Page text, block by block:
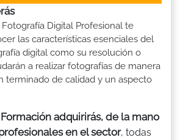
Digital Profesional te
las características esenciales del
digital como su resolución o
a realizar fotografías de manera
terminado de calidad y un aspecto
adquirirás, de la mano
en el sector, todas